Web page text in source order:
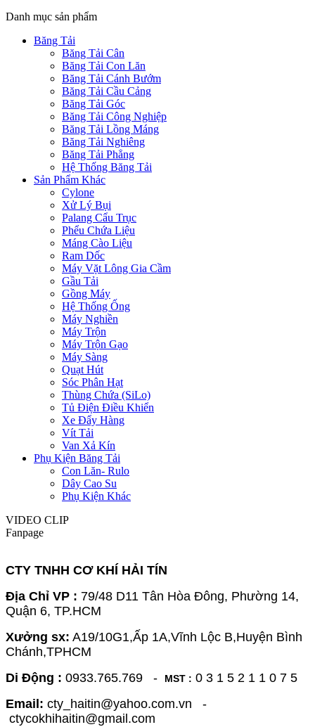
Danh mục sản phẩm
Băng Tải
Băng Tải Cân
Băng Tải Con Lăn
Băng Tải Cánh Bướm
Băng Tải Cầu Cảng
Băng Tải Góc
Băng Tải Công Nghiệp
Băng Tải Lồng Máng
Băng Tải Nghiêng
Băng Tải Phẳng
Hệ Thống Băng Tải
Sản Phẩm Khác
Cylone
Xử Lý Bụi
Palang Cẩu Trục
Phểu Chứa Liệu
Máng Cào Liệu
Ram Dốc
Máy Vặt Lông Gia Cầm
Gầu Tải
Gồng Máy
Hệ Thống Ống
Máy Nghiền
Máy Trộn
Máy Trộn Gạo
Máy Sàng
Quạt Hút
Sóc Phân Hạt
Thùng Chứa (SiLo)
Tủ Điện Điều Khiển
Xe Đẩy Hàng
Vít Tải
Van Xả Kín
Phụ Kiện Băng Tải
Con Lăn- Rulo
Dây Cao Su
Phụ Kiện Khác
VIDEO CLIP
Fanpage
CTY TNHH CƠ KHÍ HẢI TÍN
Địa Chỉ VP : 79/48 D11 Tân Hòa Đông, Phường 14,
Quận 6, TP.HCM
Xưởng sx: A19/10G1,Ấp 1A,Vĩnh Lộc B,Huyện Bình
Chánh,TPHCM
Di Động : 0933.765.769 - MST : 0 3 1 5 2 1 1 0 7 5
Email: cty_haitin@yahoo.com.vn -
ctycokhihaitin@gmail.com